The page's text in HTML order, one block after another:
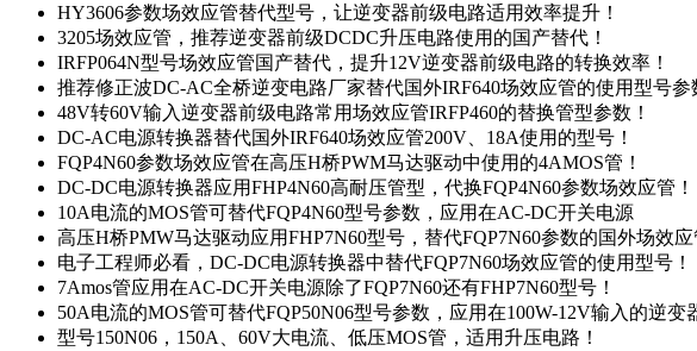
HY3606参数场效应管替代型号，让逆变器前级电路适用效率提升！
3205场效应管，推荐逆变器前级DCDC升压电路使用的国产替代！
IRFP064N型号场效应管国产替代，提升12V逆变器前级电路的转换效率！
推荐修正波DC-AC全桥逆变电路厂家替代国外IRF640场效应管的使用型号参
48V转60V输入逆变器前级电路常用场效应管IRFP460的替换管型参数！
DC-AC电源转换器替代国外IRF640场效应管200V、18A使用的型号！
FQP4N60参数场效应管在高压H桥PWM马达驱动中使用的4AMOS管！
DC-DC电源转换器应用FHP4N60高耐压管型，代换FQP4N60参数场效应管！
10A电流的MOS管可替代FQP4N60型号参数，应用在AC-DC开关电源
高压H桥PMW马达驱动应用FHP7N60型号，替代FQP7N60参数的国外场效应
电子工程师必看，DC-DC电源转换器中替代FQP7N60场效应管的使用型号！
7Amos管应用在AC-DC开关电源除了FQP7N60还有FHP7N60型号！
50A电流的MOS管可替代FQP50N06型号参数，应用在100W-12V输入的逆变
型号150N06，150A、60V大电流、低压MOS管，适用升压电路！